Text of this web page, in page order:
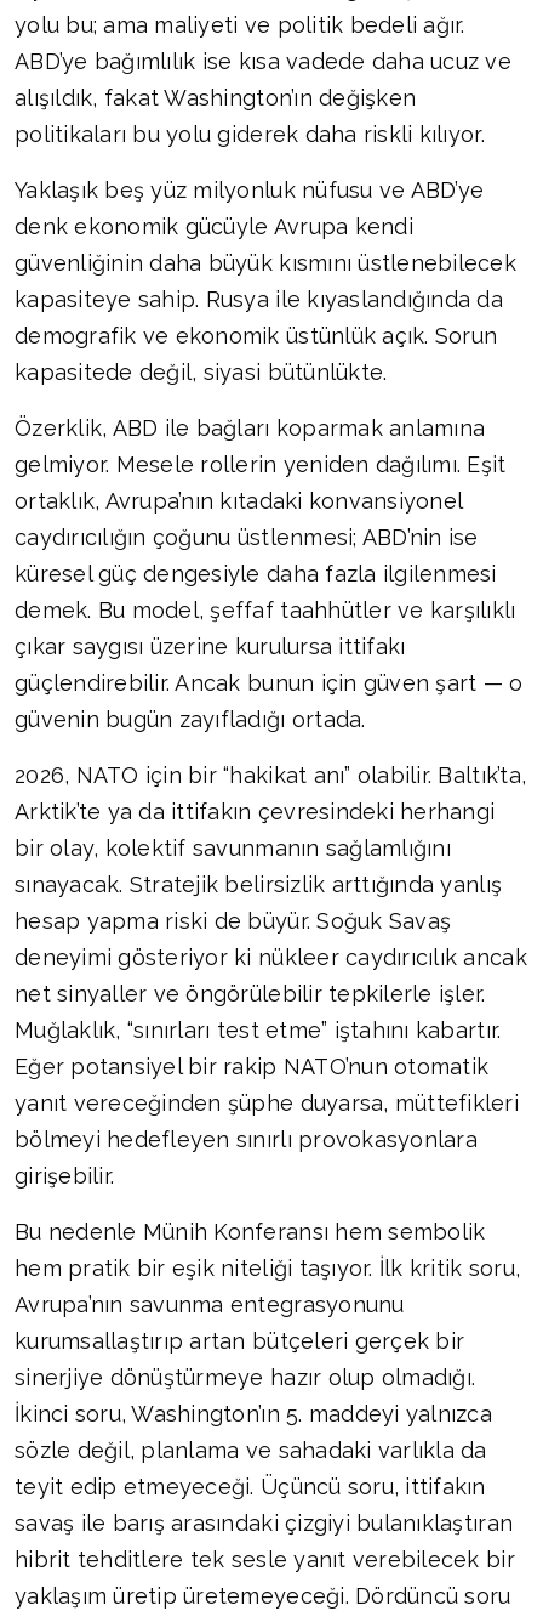
yolu bu; ama maliyeti ve politik bedeli ağır.
ABD’ye bağımlılık ise kısa vadede daha ucuz ve
alışıldık, fakat Washington’ın değişken
politikaları bu yolu giderek daha riskli kılıyor.
Yaklaşık beş yüz milyonluk nüfusu ve ABD’ye
denk ekonomik gücüyle Avrupa kendi
güvenliğinin daha büyük kısmını üstlenebilecek
kapasiteye sahip. Rusya ile kıyaslandığında da
demografik ve ekonomik üstünlük açık. Sorun
kapasitede değil, siyasi bütünlükte.
Özerklik, ABD ile bağları koparmak anlamına
gelmiyor. Mesele rollerin yeniden dağılımı. Eşit
ortaklık, Avrupa’nın kıtadaki konvansiyonel
caydırıcılığın çoğunu üstlenmesi; ABD’nin ise
küresel güç dengesiyle daha fazla ilgilenmesi
demek. Bu model, şeffaf taahhütler ve karşılıklı
çıkar saygısı üzerine kurulursa ittifakı
güçlendirebilir. Ancak bunun için güven şart — o
güvenin bugün zayıfladığı ortada.
2026, NATO için bir “hakikat anı” olabilir. Baltık’ta,
Arktik’te ya da ittifakın çevresindeki herhangi
bir olay, kolektif savunmanın sağlamlığını
sınayacak. Stratejik belirsizlik arttığında yanlış
hesap yapma riski de büyür. Soğuk Savaş
deneyimi gösteriyor ki nükleer caydırıcılık ancak
net sinyaller ve öngörülebilir tepkilerle işler.
Muğlaklık, “sınırları test etme” iştahını kabartır.
Eğer potansiyel bir rakip NATO’nun otomatik
yanıt vereceğinden şüphe duyarsa, müttefikleri
bölmeyi hedefleyen sınırlı provokasyonlara
girişebilir.
Bu nedenle Münih Konferansı hem sembolik
hem pratik bir eşik niteliği taşıyor. İlk kritik soru,
Avrupa’nın savunma entegrasyonunu
kurumsallaştırıp artan bütçeleri gerçek bir
sinerjiye dönüştürmeye hazır olup olmadığı.
İkinci soru, Washington’ın 5. maddeyi yalnızca
sözle değil, planlama ve sahadaki varlıkla da
teyit edip etmeyeceği. Üçüncü soru, ittifakın
savaş ile barış arasındaki çizgiyi bulanıklaştıran
hibrit tehditlere tek sesle yanıt verebilecek bir
yaklaşım üretip üretemeyeceği. Dördüncü soru